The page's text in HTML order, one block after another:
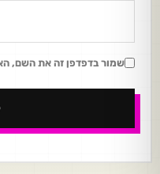
שמור בדפדפן זה את השם,